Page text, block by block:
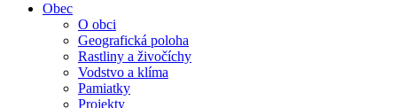
Obec
O obci
Geografická poloha
Rastliny a živočíchy
Vodstvo a klíma
Pamiatky
Projekty